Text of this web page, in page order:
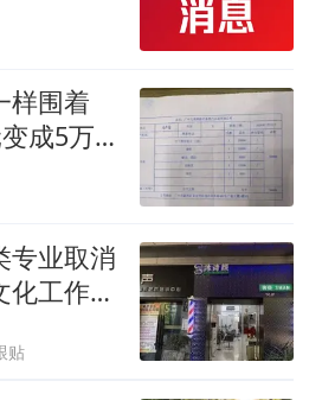
鱼块，
样围着
成5万
视物模
专业取消
化工作者
升
贴